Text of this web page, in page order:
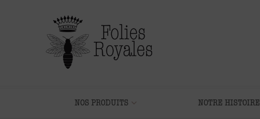
NOS PRODUITS NOTRE HISTOIRE